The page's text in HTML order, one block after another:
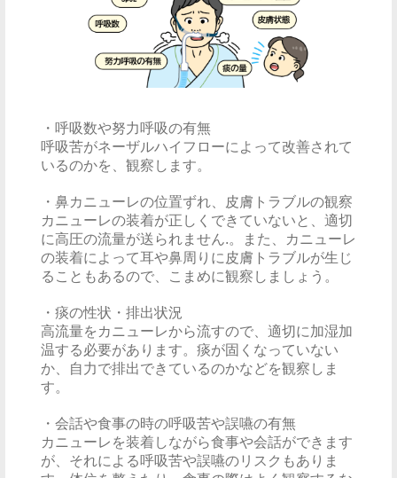
・呼吸数や努力呼吸の有無
呼吸苦がネーザルハイフローによって改善されて
いるのかを、観察します。
・鼻カニューレの位置ずれ、皮膚トラブルの観察
カニューレの装着が正しくできていないと、適切
に高圧の流量が送られません.。また、カニューレ
の装着によって耳や鼻周りに皮膚トラブルが生じ
ることもあるので、こまめに観察しましょう。
・痰の性状・排出状況
高流量をカニューレから流すので、適切に加湿加
温する必要があります。痰が固くなっていない
か、自力で排出できているのかなどを観察しま
す。
・会話や食事の時の呼吸苦や誤嚥の有無
カニューレを装着しながら食事や会話ができます
が、それによる呼吸苦や誤嚥のリスクもありま